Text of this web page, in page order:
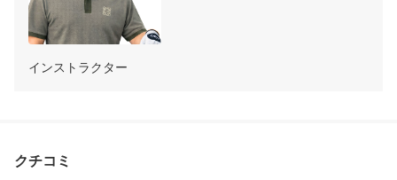
インストラクター
クチコミ